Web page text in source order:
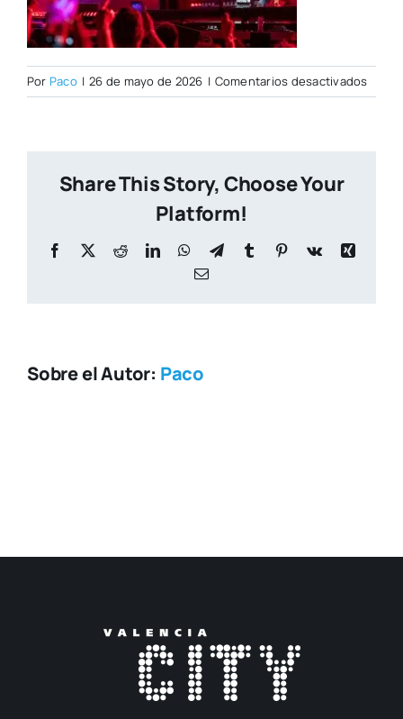
Por Paco | 26 de mayo de 2026 | Comentarios desactivadosen
Share This Story, Choose Your
Platform!
Facebook
X RedditLinkedInWhatsApp
TelegramTumblr Pinterest
Vk
Xing
Correo
Sobre el Autor: Paco